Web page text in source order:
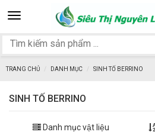
Toggle
navigation
TRANG CHỦ DANH MỤC SINH TỐ BERRINO
SINH TỐ BERRINO
Danh mục vật liệu